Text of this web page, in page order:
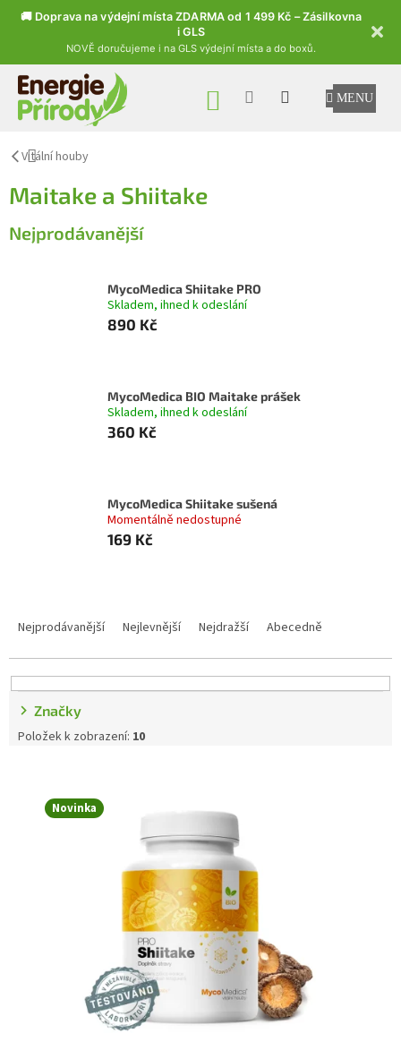
🚚 Doprava na výdejní místa ZDARMA od 1 499 Kč – Zásilkovna
i GLS
NOVĚ doručujeme i na GLS výdejní místa a do boxů.
Přejít na obsah
NÁKUPNÍ KOŠÍK
Vitální houby
Maitake a Shiitake
Nejprodávanější
MycoMedica Shiitake PRO
Skladem, ihned k odeslání
890 Kč
MycoMedica BIO Maitake prášek
Skladem, ihned k odeslání
360 Kč
MycoMedica Shiitake sušená
Momentálně nedostupné
169 Kč
Nejprodávanější Nejlevnější Nejdražší Abecedně
Značky
Položek k zobrazení: 10
Novinka